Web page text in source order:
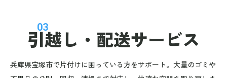
03
引越し・ 配送サービス
兵庫県宝塚市で片付けに困っている方をサポート。大量のゴミや